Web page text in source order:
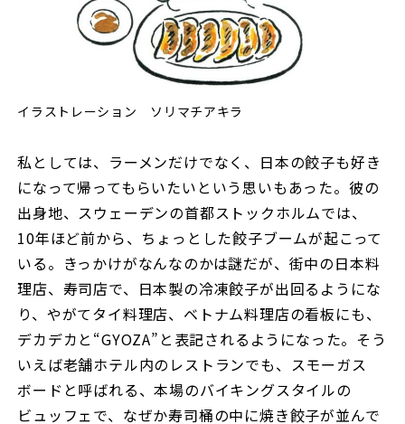
イラストレーション ソリマチアキラ
私としては、ラーメンだけでなく、日本の餃子も好き
になって帰ってもらいたいという思いもあった。彼の
出身地、スウェーデンの首都ストックホルムでは、
10年ほど前から、ちょっとした餃子ブームが起こって
いる。きっかけがなんなのかは謎だが、街中の日本料
理店、寿司店で、日本製の冷凍餃子が出回るようにな
り、やがてタイ料理店、ベトナム料理店の看板にも、
デカデカと“GYOZA”と表記されるようになった。そう
いえば老舗ホテル内のレストランでも、スモーガス
ボードと呼ばれる、本場のバイキングスタイルの
ビュッフェで、なぜか寿司桶の中に焼き餃子が並んで